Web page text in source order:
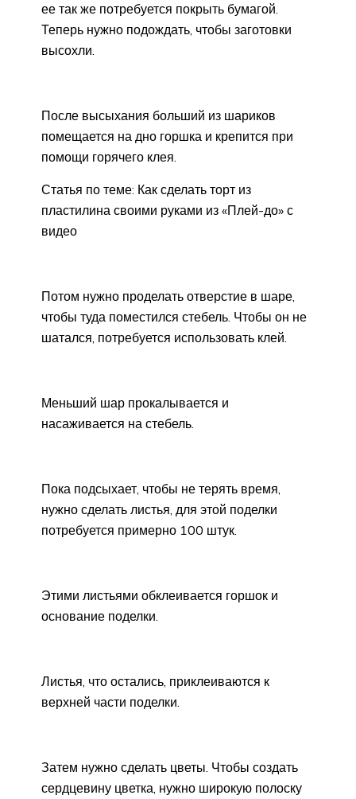
ее так же потребуется покрыть бумагой.
Теперь нужно подождать, чтобы заготовки
высохли.
После высыхания больший из шариков
помещается на дно горшка и крепится при
помощи горячего клея.
Статья по теме: Как сделать торт из
пластилина своими руками из «Плей-до» с
видео
Потом нужно проделать отверстие в шаре,
чтобы туда поместился стебель. Чтобы он не
шатался, потребуется использовать клей.
Меньший шар прокалывается и
насаживается на стебель.
Пока подсыхает, чтобы не терять время,
нужно сделать листья, для этой поделки
потребуется примерно 100 штук.
Этими листьями обклеивается горшок и
основание поделки.
Листья, что остались, приклеиваются к
верхней части поделки.
Затем нужно сделать цветы. Чтобы создать
сердцевину цветка, нужно широкую полоску